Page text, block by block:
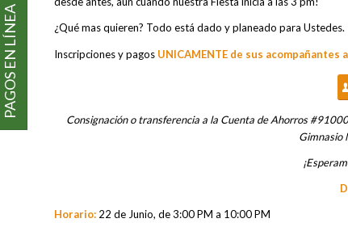
¿Qué mas quieren? Todo está dado y planeado para
Inscripciones y pagos UNICAMENTE de sus acompañantes
Consignación o transferencia a la Cuenta de Ahorros
Gimnasio
Horario: 22 de Junio, de 3:00 PM a 10:00 PM
PAGOS EN LÍNEA